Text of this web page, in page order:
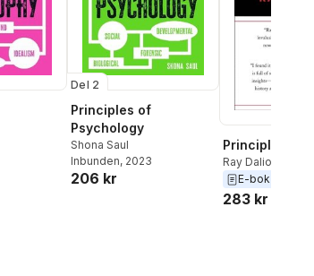
Del 2
Principles of
Psychology
Shona Saul
Inbunden, 2023
206 kr
Principles
Ray Dalio
E-bok
283 kr